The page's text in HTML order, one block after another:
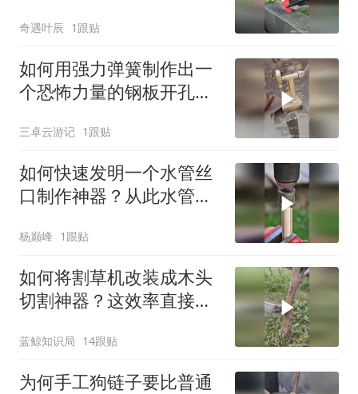
奇遇叶辰 1跟贴
如何用强力弹簧制作出一
个恐怖力量的钢板开孔
三卓云游记 1跟贴
如何快速发明一个水管丝
口制作神器？从此水管连
杨巅峰 1跟贴
如何将割草机改装成木头
切割神器？这效率直接翻
蓝鲸知识局 14跟贴
为何手工狗链子要比普通